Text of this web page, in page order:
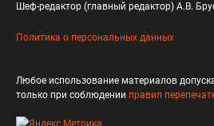
Шеф-редактор (главный редактор) А.В.
Политика о персональных данных
Любое использование материалов
только при соблюдении правил